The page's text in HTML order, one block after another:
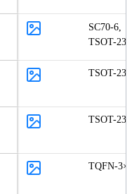
SC70-6,
TSOT-23-
TSOT-23-
TSOT-23-
TQFN-